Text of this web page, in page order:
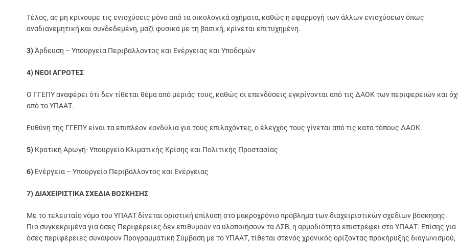
Τέλος, ας μη κρίνουμε τις ενισχύσεις μόνο από τα οικολογικά σχήματα, καθώς η εφαρμογή των άλλων ενισχύσεων όπως
αναδιανεμητική και συνδεδεμένη, μαζί φυσικά με τη βασική, κρίνεται επιτυχημένη.
3)Άρδευση – Υπουργεία Περιβάλλοντος και Ενέργειας και Υποδομών
4) ΝΕΟΙ ΑΓΡΟΤΕΣ
Ο ΓΓΕΠΥ αναφέρει ότι δεν τίθεται θέμα από μεριάς τους, καθώς οι επενδύσεις εγκρίνονται από τις ΔΑΟΚ των περιφερειών και
από το ΥΠΑΑΤ.
Ευθύνη της ΓΓΕΠΥ είναι τα επιπλέον κονδύλια για τους επιλαχόντες, ο έλεγχός τους γίνεται από τις κατά τόπους ΔΑΟΚ.
5) Κρατική Αρωγή- Υπουργείο Κλιματικής Κρίσης και Πολιτικής Προστασίας
6) Ενέργεια – Υπουργείο Περιβάλλοντος και Ενέργειας
7) ΔΙΑΧΕΙΡΙΣΤΙΚΑ ΣΧΕΔΙΑ ΒΟΣΚΗΣΗΣ
Με το τελευταίο νόμο του ΥΠΑΑΤ δίνεται οριστική επίλυση στο μακροχρόνιο πρόβλημα των διαχειριστικών σχεδίων βόσκησης.
Πιο συγκεκριμένα για όσες Περιφέρειες δεν επιθυμούν να υλοποιήσουν τα ΔΣΒ, η αρμοδιότητα επιστρέφει στο ΥΠΑΑΤ. Επίσης για
όσες περιφέρειες συνάψουν Προγραμματική Σύμβαση με το ΥΠΑΑΤ, τίθεται στενός χρονικός ορίζοντας προκήρυξης διαγωνισμού,